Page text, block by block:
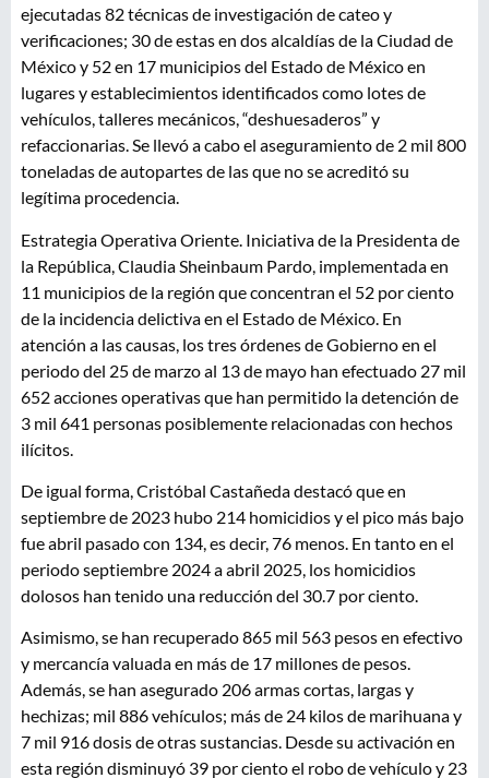
ejecutadas 82 técnicas de investigación de cateo y
verificaciones; 30 de estas en dos alcaldías de la Ciudad de
México y 52 en 17 municipios del Estado de México en
lugares y establecimientos identificados como lotes de
vehículos, talleres mecánicos, “deshuesaderos” y
refaccionarias. Se llevó a cabo el aseguramiento de 2 mil 800
toneladas de autopartes de las que no se acreditó su
legítima procedencia.
Estrategia Operativa Oriente. Iniciativa de la Presidenta de
la República, Claudia Sheinbaum Pardo, implementada en
11 municipios de la región que concentran el 52 por ciento
de la incidencia delictiva en el Estado de México. En
atención a las causas, los tres órdenes de Gobierno en el
periodo del 25 de marzo al 13 de mayo han efectuado 27 mil
652 acciones operativas que han permitido la detención de
3 mil 641 personas posiblemente relacionadas con hechos
ilícitos.
De igual forma, Cristóbal Castañeda destacó que en
septiembre de 2023 hubo 214 homicidios y el pico más bajo
fue abril pasado con 134, es decir, 76 menos. En tanto en el
periodo septiembre 2024 a abril 2025, los homicidios
dolosos han tenido una reducción del 30.7 por ciento.
Asimismo, se han recuperado 865 mil 563 pesos en efectivo
y mercancía valuada en más de 17 millones de pesos.
Además, se han asegurado 206 armas cortas, largas y
hechizas; mil 886 vehículos; más de 24 kilos de marihuana y
7 mil 916 dosis de otras sustancias. Desde su activación en
esta región disminuyó 39 por ciento el robo de vehículo y 23